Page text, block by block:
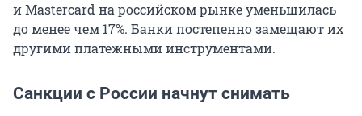
и Mastercard на российском рынке уменьшилась
до менее чем 17%. Банки постепенно замещают их
другими платежными инструментами.
Санкции с России начнут снимать